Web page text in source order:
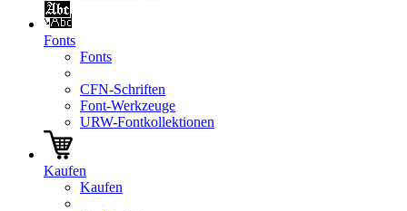
Fonts
Fonts
CFN-Schriften
Font-Werkzeuge
URW-Fontkollektionen
Kaufen
Kaufen